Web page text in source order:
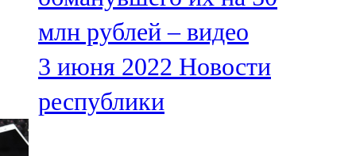
Чирмешән
107,7 FM
Чистай
103,0 FM
млн рублей – видео
3 июня 2022 Новости
республики